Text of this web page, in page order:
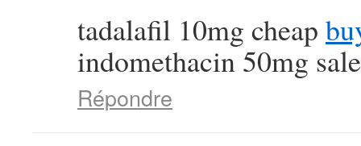
tadalafil 10mg cheap
indomethacin 50mg sale
Répondre